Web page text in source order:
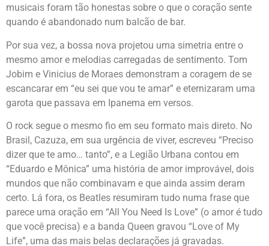
musicais foram tão honestas sobre o que o coração sente
quando é abandonado num balcão de bar.
Por sua vez, a bossa nova projetou uma simetria entre o
mesmo amor e melodias carregadas de sentimento. Tom
Jobim e Vinicius de Moraes demonstram a coragem de se
escancarar em “eu sei que vou te amar” e eternizaram uma
garota que passava em Ipanema em versos.
O rock segue o mesmo fio em seu formato mais direto. No
Brasil, Cazuza, em sua urgência de viver, escreveu “Preciso
dizer que te amo… tanto”, e a Legião Urbana contou em
“Eduardo e Mônica” uma história de amor improvável, dois
mundos que não combinavam e que ainda assim deram
certo. Lá fora, os Beatles resumiram tudo numa frase que
parece uma oração em “All You Need Is Love” (o amor é tudo
que você precisa) e a banda Queen gravou “Love of My
Life”, uma das mais belas declarações já gravadas.